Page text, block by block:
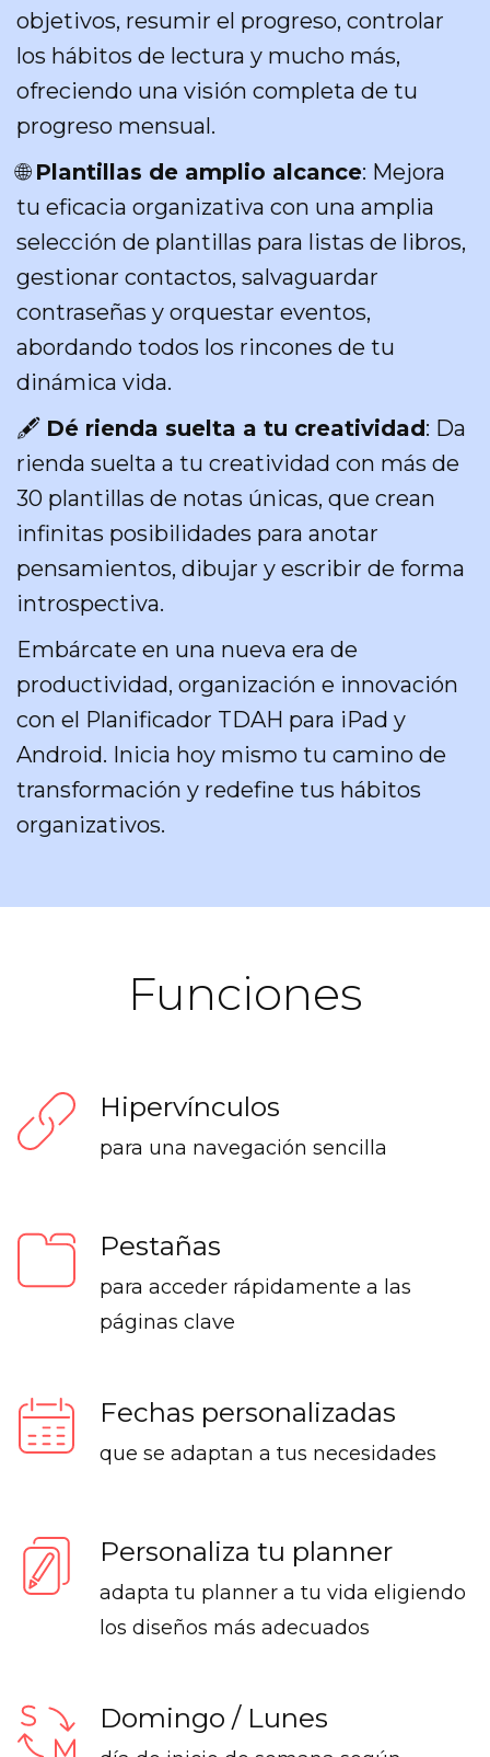
objetivos, resumir el progreso, controlar
los hábitos de lectura y mucho más,
ofreciendo una visión completa de tu
progreso mensual.
🌐 Plantillas de amplio alcance: Mejora
tu eficacia organizativa con una amplia
selección de plantillas para listas de libros,
gestionar contactos, salvaguardar
contraseñas y orquestar eventos,
abordando todos los rincones de tu
dinámica vida.
🖋️ Dé rienda suelta a tu creatividad: Da
rienda suelta a tu creatividad con más de
30 plantillas de notas únicas, que crean
infinitas posibilidades para anotar
pensamientos, dibujar y escribir de forma
introspectiva.
Embárcate en una nueva era de
productividad, organización e innovación
con el Planificador TDAH para iPad y
Android. Inicia hoy mismo tu camino de
transformación y redefine tus hábitos
organizativos.
Funciones
Hipervínculos
para una navegación sencilla
Pestañas
para acceder rápidamente a las
páginas clave
Fechas personalizadas
que se adaptan a tus necesidades
Personaliza tu planner
adapta tu planner a tu vida eligiendo
los diseños más adecuados
Domingo / Lunes